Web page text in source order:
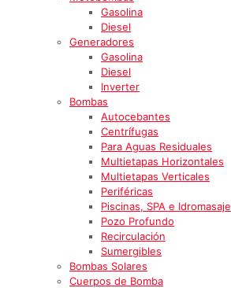
Gasolina
Diesel
Generadores
Gasolina
Diesel
Inverter
Bombas
Autocebantes
Centrífugas
Para Aguas Residuales
Multietapas Horizontales
Multietapas Verticales
Periféricas
Piscinas, SPA e Idromasaje
Pozo Profundo
Recirculación
Sumergibles
Bombas Solares
Cuerpos de Bomba